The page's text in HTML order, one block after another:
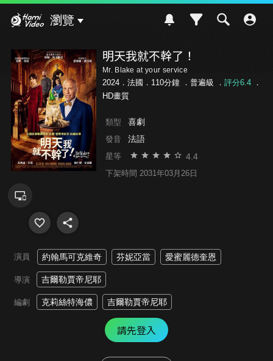
瀏覽
明天我就不幹了！
Mr. Blake at your service
2024．法國．110分鐘 ． 普遍級 ． 評分6.4．
HD畫質
類型 喜劇
發音 法語
星等 4.4
下架時間 2031年03月26日
演員 約翰馬可克維奇 芬妮亞當 愛蜜麗德奎恩
導演 吉爾勒賈帝尼耶
編劇 克莉絲特海儂 吉爾勒賈帝尼耶
請先登入